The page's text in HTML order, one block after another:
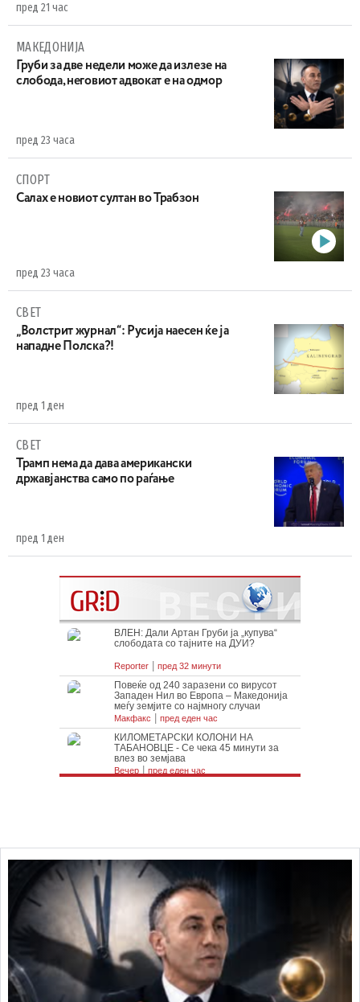
пред 21 час
МАКЕДОНИЈА
Груби за две недели може да излезе на
слобода, неговиот адвокат е на одмор
пред 23 часа
СПОРТ
Салах е новиот султан во Трабзон
пред 23 часа
СВЕТ
„Волстрит журнал“: Русија наесен ќе ја
нападне Полска?!
пред 1 ден
СВЕТ
Трамп нема да дава американски
државјанства само по раѓање
пред 1 ден